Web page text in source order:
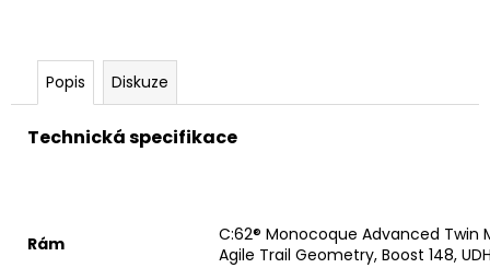
Popis Diskuze
Technická specifikace
Rám
C:62® Monocoque Advanced Twin
Agile Trail Geometry, Boost 148,